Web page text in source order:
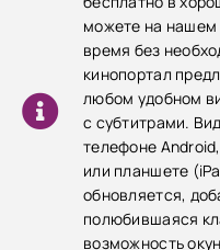
можете на
время без
кинопортал
любом удобном
с субтитрами.
телефоне
или планшете
обновляется,
полюбившаяся
возможность